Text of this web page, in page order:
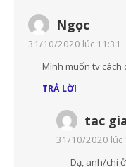
Ngọc
31/10/2020 lúc 11:31
Mình muốn tv cách
TRẢ LỜI
tac
31/10/2020 lúc
Dạ, anh/chi